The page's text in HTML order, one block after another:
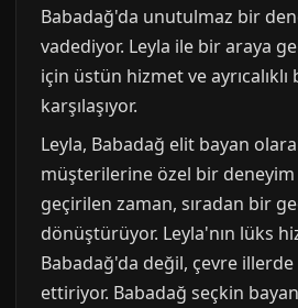
Babadağ'da unutulmaz bir
vadediyor. Leyla ile bir araya
için üstün hizmet ve
karşılaşıyor.
Leyla, Babadağ elit bayan
müşterilerine özel bir
geçirilen zaman, sıradan bir
dönüştürüyor. Leyla'nın lüks
Babadağ'da değil, çevre illerde
ettiriyor. Babadağ seçkin